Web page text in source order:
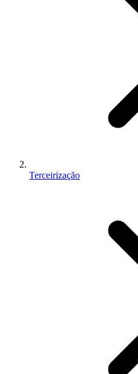
Terceirização